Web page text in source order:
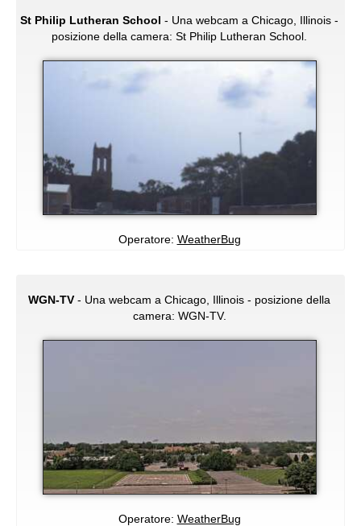
St Philip Lutheran School - Una webcam a Chicago, Illinois -
posizione della camera: St Philip Lutheran School.
Operatore: WeatherBug
WGN-TV - Una webcam a Chicago, Illinois - posizione della
camera: WGN-TV.
Operatore: WeatherBug